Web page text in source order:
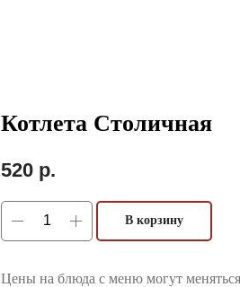
Котлета Столичная
520 р.
В корзину
Цены на блюда с меню могут